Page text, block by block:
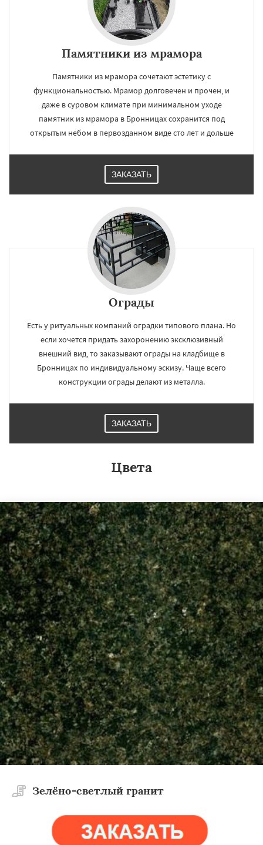
Памятники из мрамора
Памятники из мрамора сочетают эстетику с
функциональностью. Мрамор долговечен и прочен, и
даже в суровом климате при минимальном уходе
памятник из мрамора в Бронницах сохранится под
открытым небом в первозданном виде сто лет и дольше
ЗАКАЗАТЬ
Ограды
Есть у ритуальных компаний оградки типового плана. Но
если хочется придать захоронению эксклюзивный
внешний вид, то заказывают ограды на кладбище в
Бронницах по индивидуальному эскизу. Чаще всего
конструкции ограды делают из металла.
ЗАКАЗАТЬ
Цвета
Зелёно-светлый гранит